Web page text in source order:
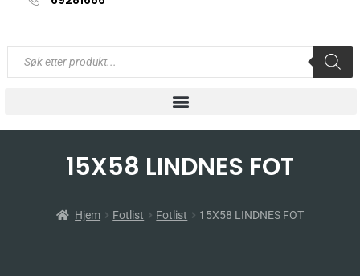
15X58 LINDNES FOT
Hjem Fotlist Fotlist 15X58 LINDNES FOT